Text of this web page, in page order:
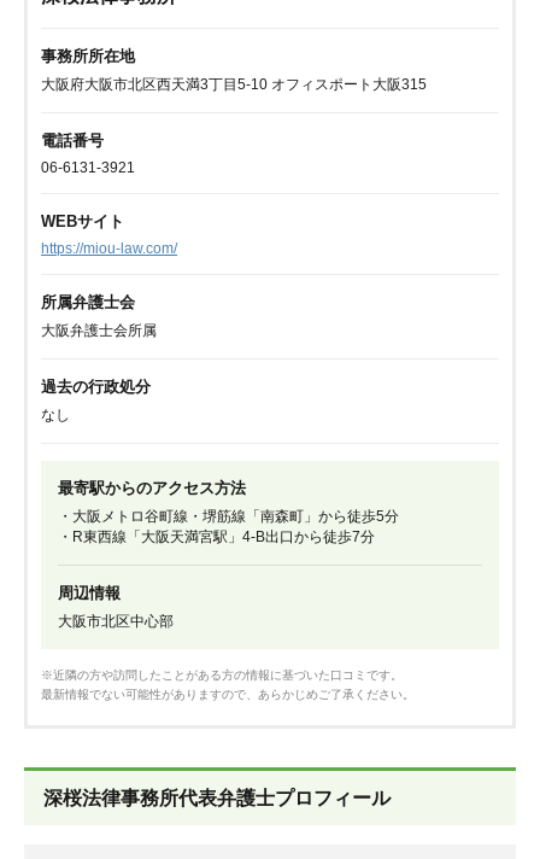
事務所所在地
大阪府大阪市北区西天満3丁目5-10 オフィスポート大阪315
電話番号
06-6131-3921
WEBサイト
https://miou-law.com/
所属弁護士会
大阪弁護士会所属
過去の行政処分
なし
最寄駅からのアクセス方法
・大阪メトロ谷町線・堺筋線「南森町」から徒歩5分
・R東西線「大阪天満宮駅」4-B出口から徒歩7分
周辺情報
大阪市北区中心部
※近隣の方や訪問したことがある方の情報に基づいた口コミです。
最新情報でない可能性がありますので、あらかじめご了承ください。
深桜法律事務所代表弁護士プロフィール